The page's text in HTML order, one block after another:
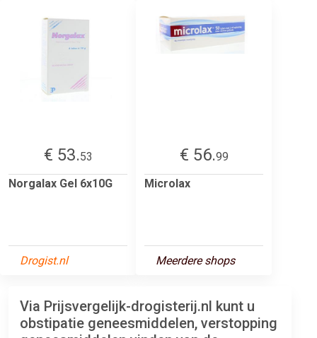
€ 53.53
Norgalax Gel 6x10G
Drogist.nl
€ 56.99
Microlax
Meerdere shops
Via Prijsvergelijk-drogisterij.nl kunt u
obstipatie geneesmiddelen, verstopping